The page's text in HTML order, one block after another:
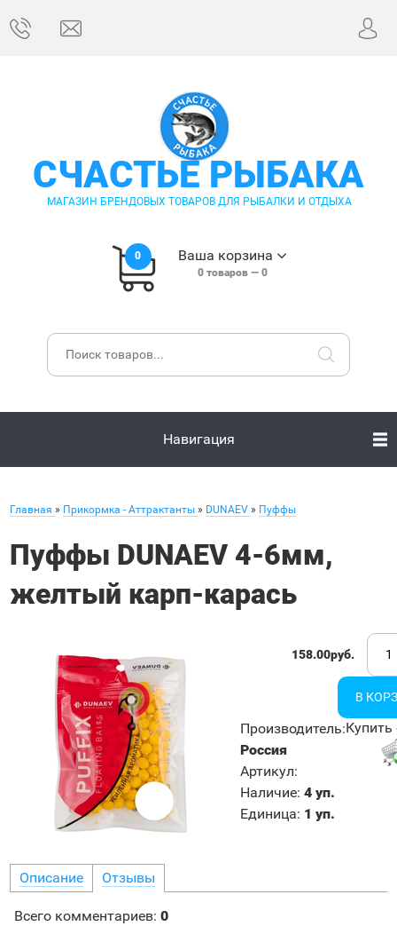
СЧАСТЬЕ РЫБАКА
МАГАЗИН БРЕНДОВЫХ ТОВАРОВ ДЛЯ РЫБАЛКИ И ОТДЫХА
0 Ваша корзина
0товаров — 0
Навигация
Главная » Прикормка - Аттрактанты » DUNAEV » Пуффы
Пуффы DUNAEV 4-6мм,
желтый карп-карась
158.00руб.
Производитель:
Россия
Артикул:
Наличие: 4 уп.
Единица: 1 уп.
Купить
Описание Отзывы
Всего комментариев: 0